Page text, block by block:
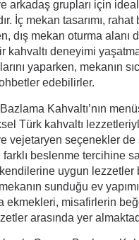
arkadaş grupları için
İç mekan tasarımı,
dış mekan oturma alanı
kahvaltı deneyimi
yaparken, mekanın
edebilirler.
Kahvaltı’nın
Türk kahvaltı
vejetaryen seçenekler de
farklı beslenme tercihine
uygun lezzetler
sunduğu ev
ekmekleri, misafirlerin
arasında yer